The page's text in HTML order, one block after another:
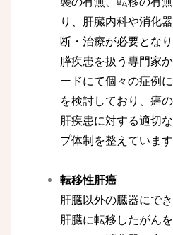
り、肝臓内科や消化
断・治療が必要とな
膵疾患を扱う専門家
ードにて個々の症例
を検討しており、癌
肝疾患に対する適切
プ体制を整えています
転移性肝癌
肝臓以外の臓器にで
肝臓に転移したがん